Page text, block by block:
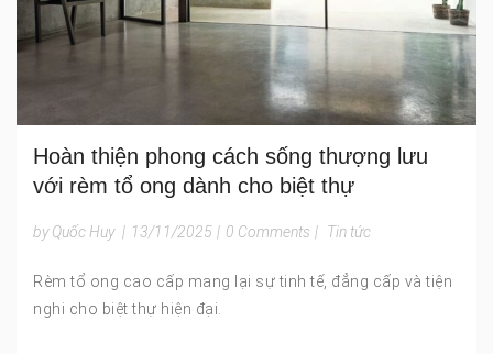
Hoàn thiện phong cách sống thượng lưu
với rèm tổ ong dành cho biệt thự
by Quốc Huy | 13/11/2025 | 0 Comments | Tin tức
Rèm tổ ong cao cấp mang lại sự tinh tế, đẳng cấp và tiện
nghi cho biệt thự hiện đại.